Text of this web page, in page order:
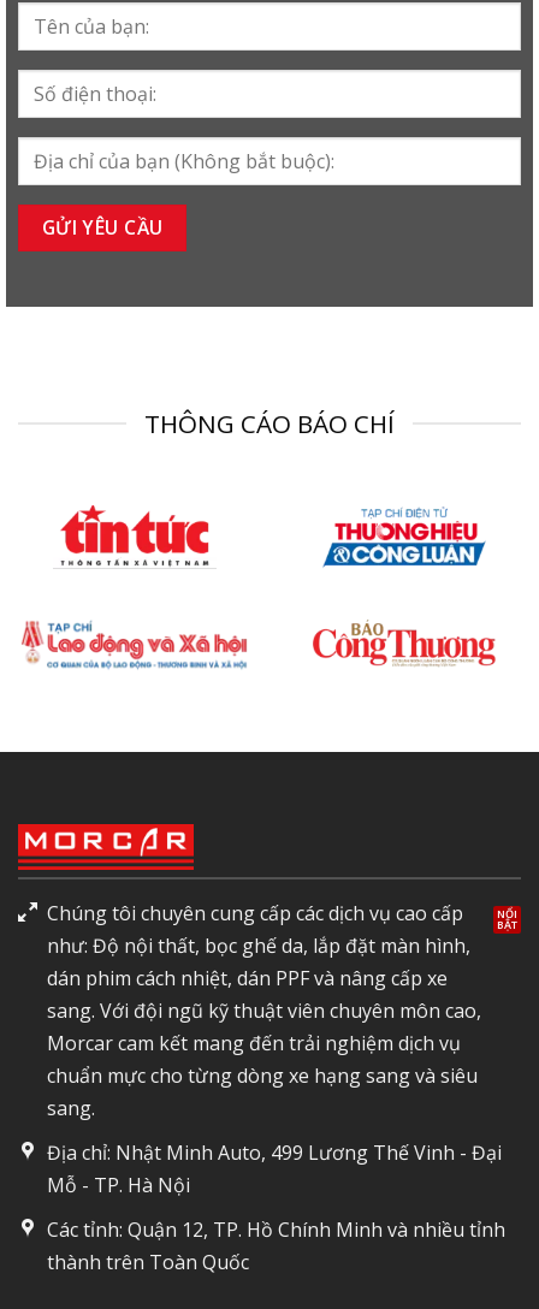
THÔNG CÁO BÁO CHÍ
Chúng tôi chuyên cung cấp các dịch vụ cao cấp
như: Độ nội thất, bọc ghế da, lắp đặt màn hình,
dán phim cách nhiệt, dán PPF và nâng cấp xe
sang. Với đội ngũ kỹ thuật viên chuyên môn cao,
Morcar cam kết mang đến trải nghiệm dịch vụ
chuẩn mực cho từng dòng xe hạng sang và siêu
sang.
Địa chỉ: Nhật Minh Auto, 499 Lương Thế Vinh - Đại
Mỗ - TP. Hà Nội
Các tỉnh: Quận 12, TP. Hồ Chính Minh và nhiều tỉnh
thành trên Toàn Quốc